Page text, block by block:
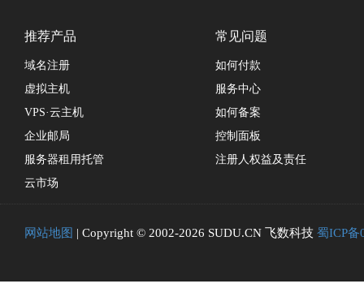
推荐产品
域名注册
虚拟主机
VPS·云主机
企业邮局
服务器租用托管
云市场
常见问题
如何付款
服务中心
如何备案
控制面板
注册人权益及责任
网站地图 | Copyright © 2002-2026 SUDU.CN 飞数科技 蜀ICP备